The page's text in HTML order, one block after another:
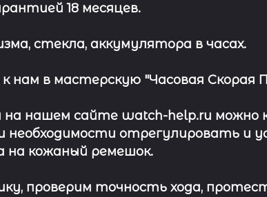
18 месяцев.
стекла, аккумулятора в часах.
нам в мастерскую "Часовая Скорая
на нашем сайте watch-help.ru
необходимости отрегулировать и
на кожаный ремешок.
проверим точность хода,